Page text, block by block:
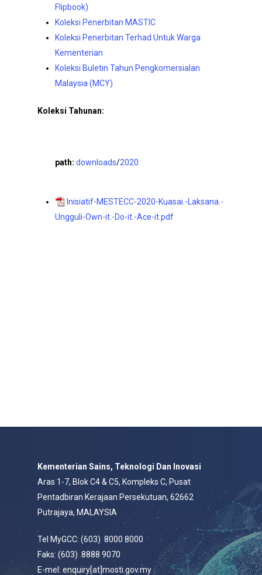
Flipbook)
Koleksi Penerbitan MASTIC
Koleksi Penerbitan Terhad Untuk Warga
Kementerian
Koleksi Buletin Tahun Pengkomersialan
Malaysia (MCY)
Koleksi Tahunan:
path: downloads/2020
Inisiatif-MESTECC-2020-Kuasai.-Laksana.-
Ungguli-Own-it.-Do-it.-Ace-it.pdf
Kementerian Sains, Teknologi Dan Inovasi
Aras 1-7, Blok C4 & C5, Kompleks C, Pusat
Pentadbiran Kerajaan Persekutuan, 62662
Putrajaya, MALAYSIA
Tel MyGCC: (603) 8000 8000
Faks: (603) 8888 9070
E-mel: enquiry[at]mosti.gov.my